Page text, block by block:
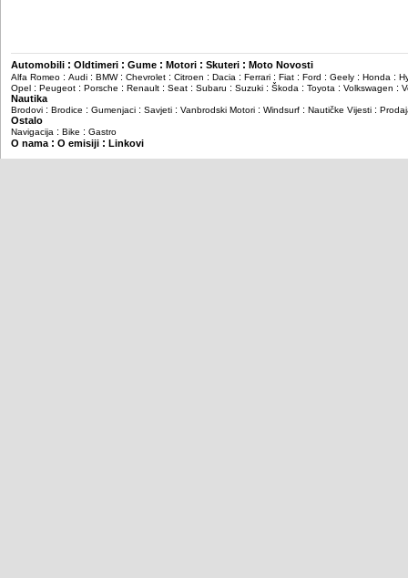
Automobili : Oldtimeri : Gume : Motori : Skuteri : Moto Novosti
Alfa Romeo : Audi : BMW: Chevrolet : Citroen : Dacia : Ferrari : Fiat : Ford : Geely : Honda :
Opel : Peugeot : Porsche : Renault : Seat : Subaru : Suzuki : Škoda : Toyota : Volkswagen :
Nautika
Brodovi : Brodice : Gumenjaci : Savjeti : Vanbrodski Motori : Windsurf : Nautičke Vijesti :
Ostalo
Navigacija : Bike : Gastro
O nama: O emisiji : Linkovi